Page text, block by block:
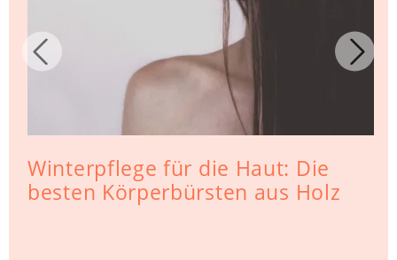
Winterpflege für die Haut: Die
besten Körperbürsten aus Holz